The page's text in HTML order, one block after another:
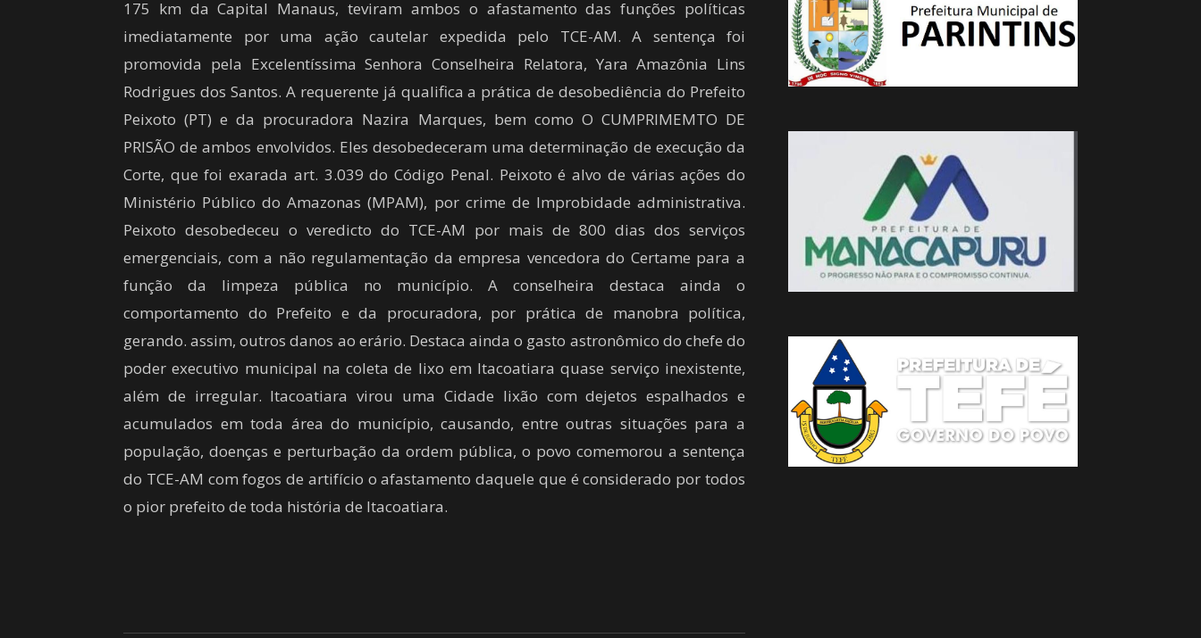
175 km da Capital Manaus, teviram ambos o afastamento das funções políticas
imediatamente por uma ação cautelar expedida pelo TCE-AM. A sentença foi
promovida pela Excelentíssima Senhora Conselheira Relatora, Yara Amazônia Lins
Rodrigues dos Santos. A requerente já qualifica a prática de desobediência do Prefeito
Peixoto (PT) e da procuradora Nazira Marques, bem como O CUMPRIMEMTO DE
PRISÃO de ambos envolvidos. Eles desobedeceram uma determinação de execução da
Corte, que foi exarada art. 3.039 do Código Penal. Peixoto é alvo de várias ações do
Ministério Público do Amazonas (MPAM), por crime de Improbidade administrativa.
Peixoto desobedeceu o veredicto do TCE-AM por mais de 800 dias dos serviços
emergenciais, com a não regulamentação da empresa vencedora do Certame para a
função da limpeza pública no município. A conselheira destaca ainda o
comportamento do Prefeito e da procuradora, por prática de manobra política,
gerando. assim, outros danos ao erário. Destaca ainda o gasto astronômico do chefe do
poder executivo municipal na coleta de lixo em Itacoatiara quase serviço inexistente,
além de irregular. Itacoatiara virou uma Cidade lixão com dejetos espalhados e
acumulados em toda área do município, causando, entre outras situações para a
população, doenças e perturbação da ordem pública, o povo comemorou a sentença
do TCE-AM com fogos de artifício o afastamento daquele que é considerado por todos
o pior prefeito de toda história de Itacoatiara.